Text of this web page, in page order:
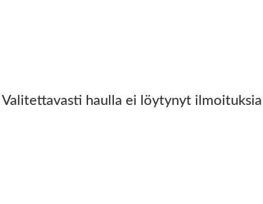
Valitettavasti haulla ei löytynyt ilmoituksia